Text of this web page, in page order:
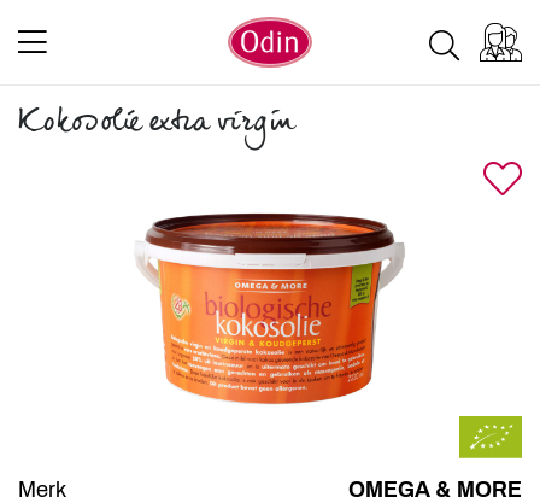
Kokosolie extra virgin
Merk
OMEGA & MORE